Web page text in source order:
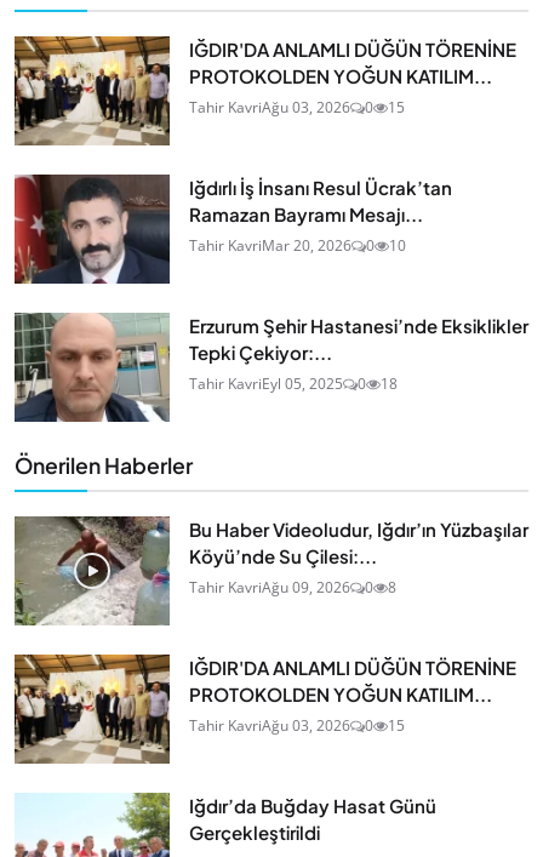
IĞDIR'DA ANLAMLI DÜĞÜN TÖRENİNE
PROTOKOLDEN YOĞUN KATILIM...
Tahir KavriAğu 03, 2026 0 15
Iğdırlı İş İnsanı Resul Ücrak’tan
Ramazan Bayramı Mesajı...
Tahir KavriMar 20, 2026 0 10
Erzurum Şehir Hastanesi’nde Eksiklikler
Tepki Çekiyor:...
Tahir KavriEyl 05, 2025 0 18
Önerilen Haberler
Bu Haber Videoludur, Iğdır’ın Yüzbaşılar
Köyü’nde Su Çilesi:...
Tahir KavriAğu 09, 2026 0 8
IĞDIR'DA ANLAMLI DÜĞÜN TÖRENİNE
PROTOKOLDEN YOĞUN KATILIM...
Tahir KavriAğu 03, 2026 0 15
Iğdır’da Buğday Hasat Günü
Gerçekleştirildi